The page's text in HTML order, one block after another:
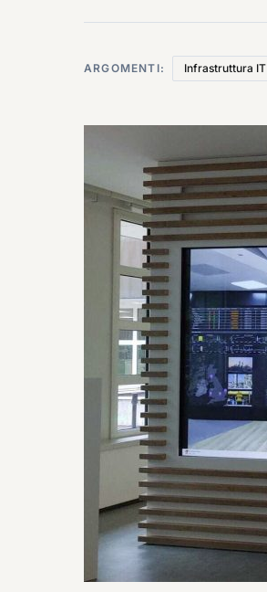
ARGOMENTI: Infrastruttura IT